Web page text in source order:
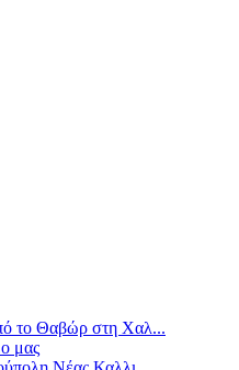
το Θαβώρ στη Χαλ...
μας